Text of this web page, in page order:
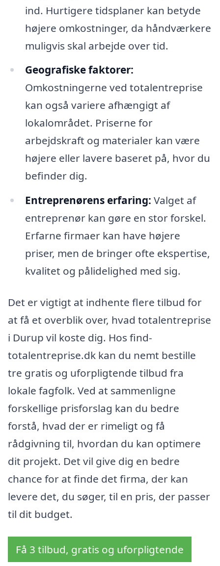
ind. Hurtigere tidsplaner kan betyde
højere omkostninger, da håndværkere
muligvis skal arbejde over tid.
Geografiske faktorer:
Omkostningerne ved totalentreprise
kan også variere afhængigt af
lokalområdet. Priserne for
arbejdskraft og materialer kan være
højere eller lavere baseret på, hvor du
befinder dig.
Entreprenørens erfaring: Valget af
entreprenør kan gøre en stor forskel.
Erfarne firmaer kan have højere
priser, men de bringer ofte ekspertise,
kvalitet og pålidelighed med sig.
Det er vigtigt at indhente flere tilbud for
at få et overblik over, hvad totalentreprise
i Durup vil koste dig. Hos find-
totalentreprise.dk kan du nemt bestille
tre gratis og uforpligtende tilbud fra
lokale fagfolk. Ved at sammenligne
forskellige prisforslag kan du bedre
forstå, hvad der er rimeligt og få
rådgivning til, hvordan du kan optimere
dit projekt. Det vil give dig en bedre
chance for at finde det firma, der kan
levere det, du søger, til en pris, der passer
til dit budget.
Få 3 tilbud, gratis og uforpligtende